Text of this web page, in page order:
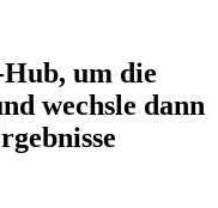
um die
wechsle dann